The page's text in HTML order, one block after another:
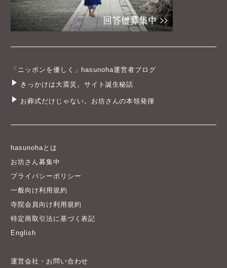
「ニッポンを優しく」hasunoha運営者ブログ
きっかけは大震災。サイト誕生秘話
お葬式だけじゃない。お坊さんの本領発揮
hasunohaとは
お坊さん募集中
プライバシーポリシー
一般向け利用規約
寺院会員向け利用規約
特定商取引法に基づく表記
English
運営会社・お問い合わせ